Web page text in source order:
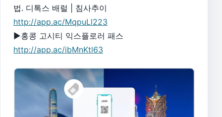
법. 디톡스 배럴 | 침사추이
http://app.ac/MqpuLl223
▶홍콩 고시티 익스플로러 패스
http://app.ac/ibMnKtl63